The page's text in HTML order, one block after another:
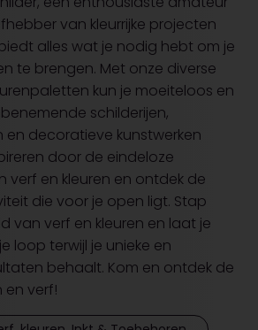
van kleurrijke projecten
alles wat je nodig hebt om je
te brengen. Met onze diverse
kun je moeiteloos en
schilderijen,
en decoratieve kunstwerken
door de eindeloze
verf en kleuren en ontdek de
die voor je open ligt. Stap
van verf en kleuren en laat je
loop terwijl je unieke en
behaalt. Kom en ontdek de
en verf!